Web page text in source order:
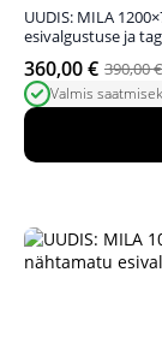
UUDIS: MILA
esivalgustuse ja
390,00€
Algne
hind
oli:
390,00 €.
360,00€
Praegune
hind
on:
360,00 €.
Valmis